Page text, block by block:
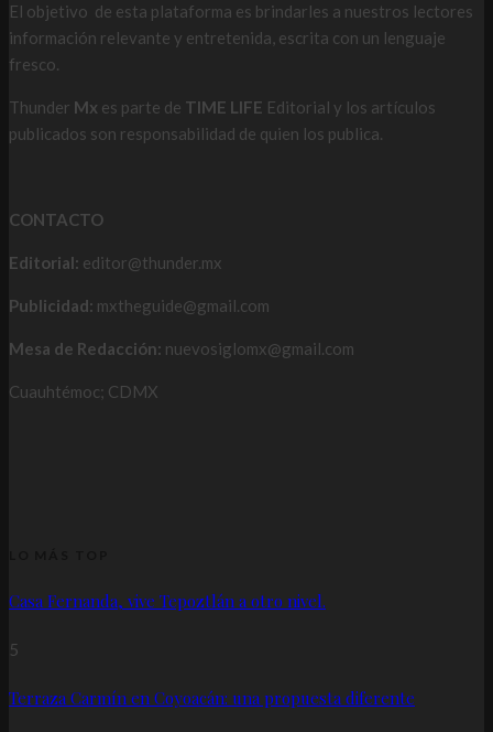
El objetivo de esta plataforma es brindarles a nuestros lectores
información relevante y entretenida, escrita con un lenguaje
fresco.
Thunder Mx es parte de TIME LIFE Editorial y los artículos
publicados son responsabilidad de quien los publica.
CONTACTO
Editorial: editor@thunder.mx
Publicidad: mxtheguide@gmail.com
Mesa de Redacción: nuevosiglomx@gmail.com
Cuauhtémoc; CDMX
Casa Fernanda, vive Tepoztlán a otro nivel.
5
Terraza Carmín en Coyoacán: una propuesta diferente